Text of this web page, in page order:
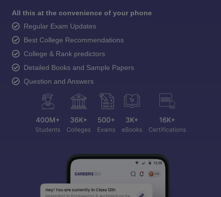
All this at the convenience of your phone
Regular Exam Updates
Best College Recommendations
College & Rank predictors
Detailed Books and Sample Papers
Question and Answers